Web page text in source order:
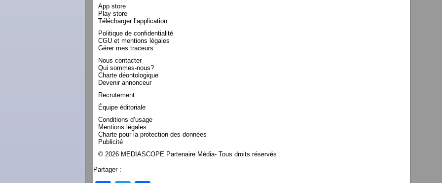
App store
Play store
Télécharger l’application
Politique de confidentialité
CGU et mentions légales
Gérer mes traceurs
Nous contacter
Qui sommes-nous?
Charte déontologique
Devenir annonceur
Recrutement
Équipe éditoriale
Conditions d’usage
Mentions légales
Charte pour la protection des données
Publicité
© 2026 MEDIASCOPE Partenaire Média- Tous droits réservés
Partager :